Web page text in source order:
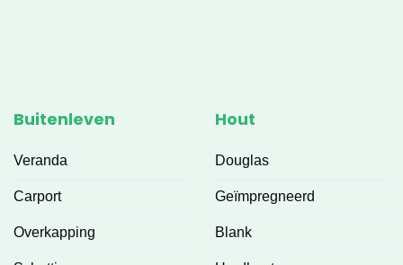
Buitenleven
Veranda
Carport
Overkapping
Hout
Douglas
Geïmpregneerd
Blank